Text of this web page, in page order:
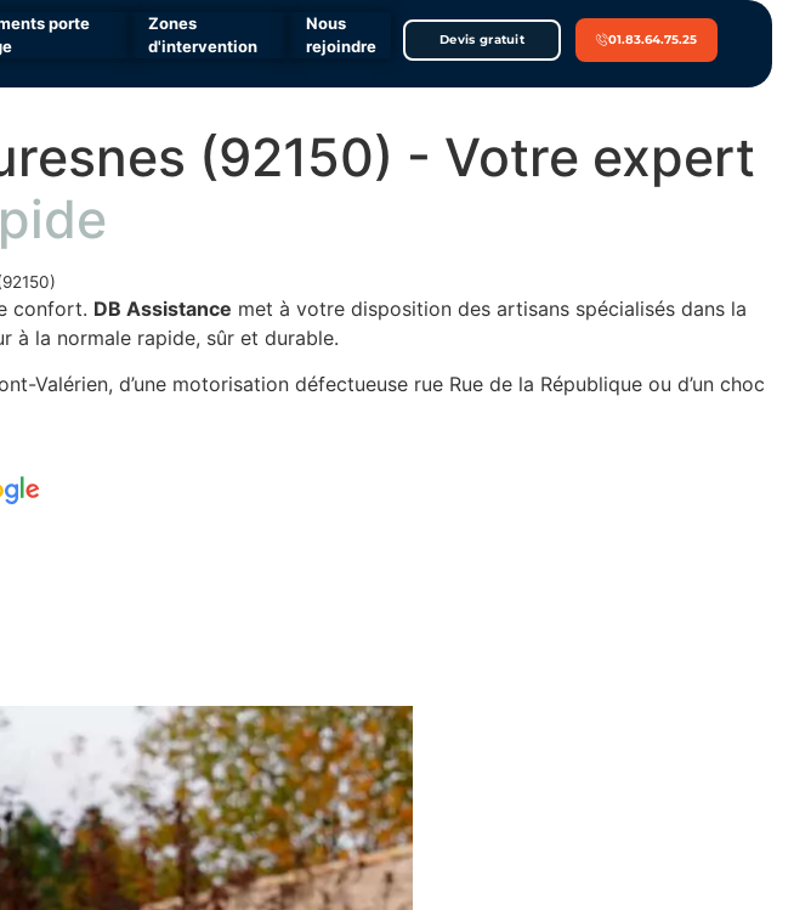
porte
Zones
d'intervention
Nous
rejoindre
Devis gratuit 01.83.64.75.25
(92150) - Votre expert
confort. DB Assistance met à votre disposition des artisans spécialisés dans la
à la normale rapide, sûr et durable.
Valérien, d’une motorisation défectueuse rue Rue de la République ou d’un choc